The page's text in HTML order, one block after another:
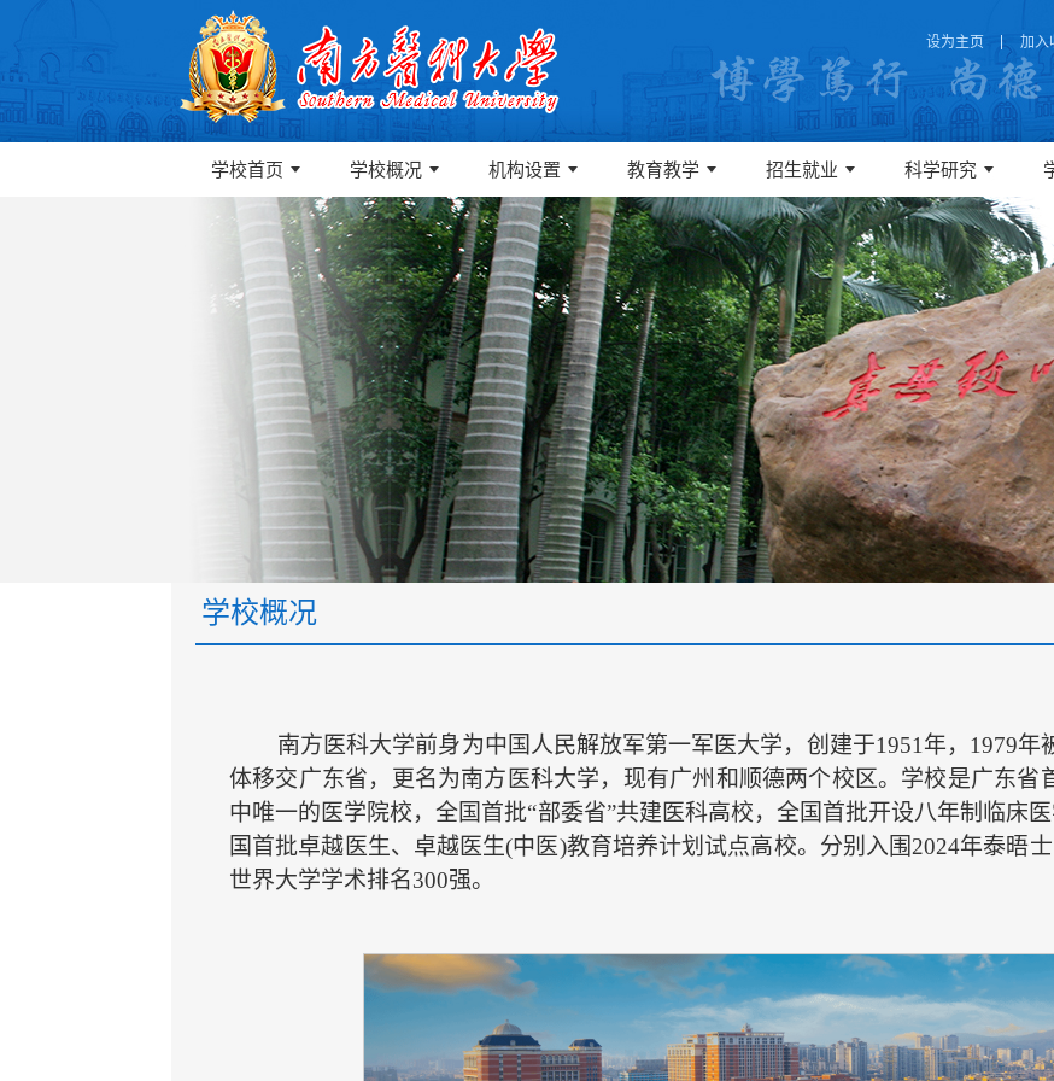
设为主页 加入
学校首页 学校概况 机构设置 教育教学 招生就业 科学研究
学校概况
南方医科大学前身为中国人民解放军第一军医大学，创建于1951年，1979年
体移交广东省，更名为南方医科大学，现有广州和顺德两个校区。学校是广东省
中唯一的医学院校，全国首批“部委省”共建医科高校，全国首批开设八年制临床
国首批卓越医生、卓越医生(中医)教育培养计划试点高校。分别入围2024年泰晤
世界大学学术排名300强。